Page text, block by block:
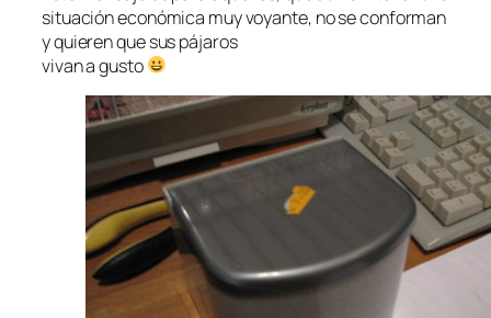
situación económica muy voyante, no se conforman
y quieren que sus pájaros
vivan a gusto